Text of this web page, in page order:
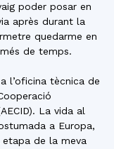
poder posar en
après durant la
quedarme en
de temps.
l’oficina tècnica de
La vida al
a Europa,
de la meva